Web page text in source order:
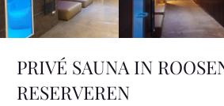
PRIVÉ SAUNA IN
RESERVEREN